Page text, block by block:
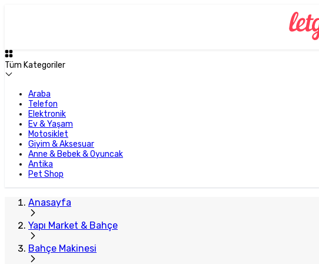
Tüm Kategoriler
Araba
Telefon
Elektronik
Ev & Yaşam
Motosiklet
Giyim & Aksesuar
Anne & Bebek & Oyuncak
Antika
Pet Shop
Anasayfa
Yapı Market & Bahçe
Bahçe Makinesi